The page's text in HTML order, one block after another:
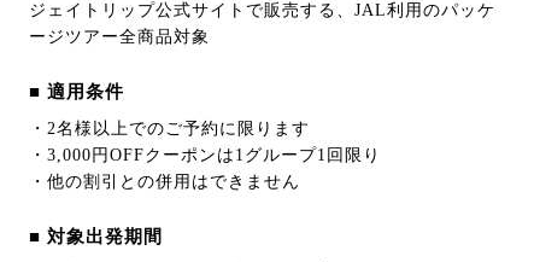
ジェイトリップ公式サイトで販売する、JAL利用のパッケ
ージツアー全商品対象
■ 適用条件
・2名様以上でのご予約に限ります
・3,000円OFFクーポンは1グループ1回限り
・他の割引との併用はできません
■ 対象出発期間